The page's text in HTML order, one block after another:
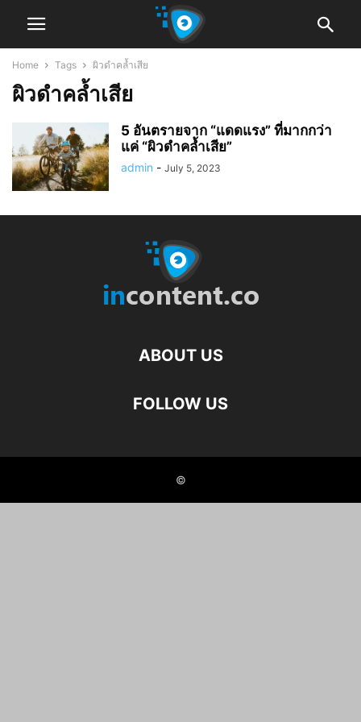
Home Tags ผิวดำคล้ำเสีย
ผิวดำคล้ำเสีย
5 อันตรายจาก “แดดแรง” ที่มากกว่า
แค่ “ผิวดำคล้ำเสีย”
admin - July 5, 2023
ABOUT US
FOLLOW US
©